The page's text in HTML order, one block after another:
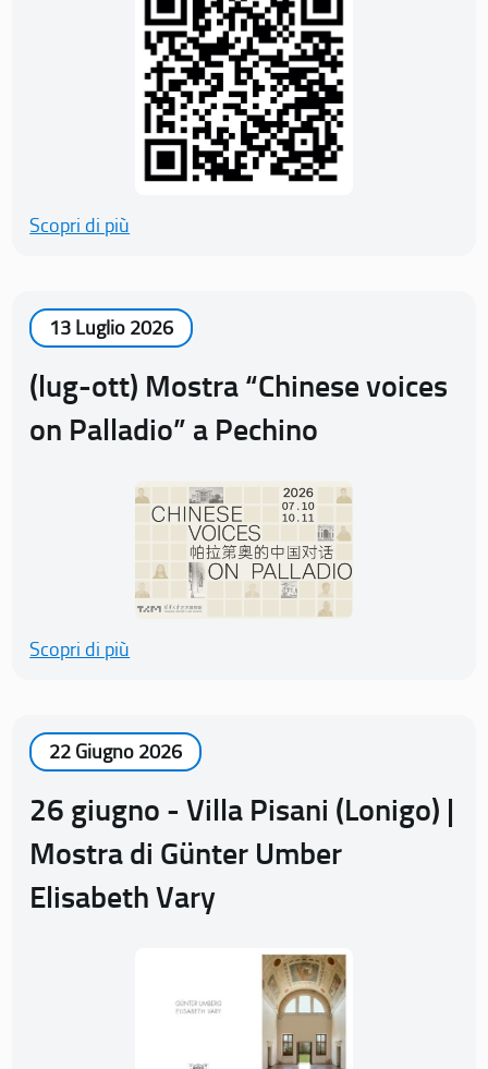
Scopri di più
13 Luglio 2026
(lug-ott) Mostra “Chinese voices
on Palladio” a Pechino
Scopri di più
22 Giugno 2026
26 giugno - Villa Pisani (Lonigo) |
Mostra di Günter Umber
Elisabeth Vary